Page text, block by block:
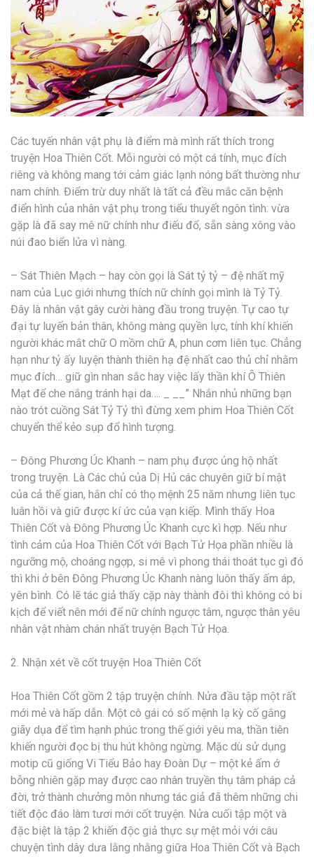
Các tuyến nhân vật phụ là điểm mà mình rất thích trong
truyện Hoa Thiên Cốt. Mỗi người có một cá tính, mục đích
riêng và không mang tới cảm giác lạnh nóng bất thường như
nam chính. Điểm trừ duy nhất là tất cả đều mắc căn bệnh
điển hình của nhân vật phụ trong tiểu thuyết ngôn tình: vừa
gặp là đã say mê nữ chính như điếu đổ, sẵn sàng xông vào
núi đao biển lửa vì nàng.
– Sát Thiên Mạch – hay còn gọi là Sát tỷ tỷ – đệ nhất mỹ
nam của Lục giới nhưng thích nữ chính gọi mình là Tỷ Tỷ.
Đây là nhân vật gây cười hàng đầu trong truyện. Tự cao tự
đại tự luyến bản thân, không màng quyền lực, tính khí khiến
người khác mắt chữ O mồm chữ A, phun cơm liên tục. Chẳng
hạn như tỷ ấy luyện thành thiên hạ đệ nhất cao thủ chỉ nhằm
mục đích… giữ gìn nhan sắc hay việc lấy thần khí Ô Thiên
Mạt để che nắng tránh hại da…. _ __” Nhắn nhủ những bạn
nào trót cuồng Sát Tỷ Tỷ thì đừng xem phim Hoa Thiên Cốt
chuyển thể kẻo sụp đổ hình tượng.
– Đông Phương Úc Khanh – nam phụ được ủng hộ nhất
trong truyện. Là Các chủ của Dị Hủ các chuyên giữ bí mật
của cả thế gian, hắn chỉ có thọ mệnh 25 năm nhưng liên tục
luân hồi và giữ được kí ức của vạn kiếp. Mình thấy Hoa
Thiên Cốt và Đông Phương Úc Khanh cực kì hợp. Nếu như
tình cảm của Hoa Thiên Cốt với Bạch Tử Họa phần nhiều là
ngưỡng mộ, choáng ngợp, si mê vì phong thái thoát tục gì đó
thì khi ở bên Đông Phương Úc Khanh nàng luôn thấy ấm áp,
yên bình. Có lẽ tác giả thấy cặp này thành đôi thì không có bi
kịch để viết nên mới để nữ chính ngược tâm, ngược thân yêu
nhân vật nhàm chán nhất truyện Bạch Tử Họa.
2. Nhận xét về cốt truyện Hoa Thiên Cốt
Hoa Thiên Cốt gồm 2 tập truyện chính. Nửa đầu tập một rất
mới mẻ và hấp dẫn. Một cô gái có số mệnh lạ kỳ cố gắng
giãy dụa để tìm hạnh phúc trong thế giới yêu ma, thần tiên
khiến người đọc bị thu hút không ngừng. Mặc dù sử dụng
motip cũ giống Vi Tiểu Bảo hay Đoàn Dự – một kẻ ấm ớ
bỗng nhiên gặp may được cao nhân truyền thụ tâm pháp cả
đời, trở thành chưởng môn nhưng tác giả đã thêm những chi
tiết độc đáo làm tươi mới cốt truyện. Nửa cuối tập một và
đặc biệt là tập 2 khiến độc giả thực sự mệt mỏi với câu
chuyện tình dây dưa lằng nhằng giữa Hoa Thiên Cốt và Bạch